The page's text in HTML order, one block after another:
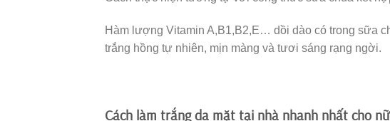
Hàm lượng Vitamin A,B1,B2,E… dồi dào có trong sữa
trắng hồng tự nhiên, mịn màng và tươi sáng rạng ngời.
Cách làm trắng da mặt tại nhà nhanh nhất cho